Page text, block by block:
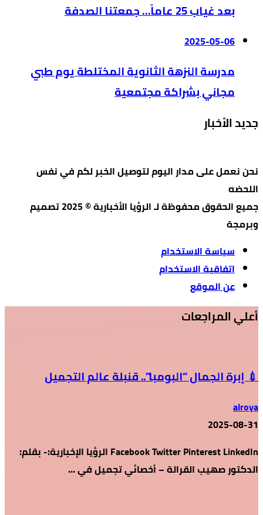
بعد غياب 25 عاماً… جمعتنا الصدفة
2025-05-06
مدرسة النزهة الثانوية المختلطة يوم طبي
مجاني بشراكة مجتمعية
جديد الأخبار
نحن نعمل على مدار اليوم لتوصيل الخبر لكم في نفس
اللحضه
جميع الحقوق محفوظة لـ الرؤيا الأخبارية © 2025 تصميم
وبرمجة
سياسة الاستخدام
اتفاقية الاستخدام
عن الموقع
أعلي المراجعات
💉 إبرة الجمال “البومبا”.. قنبلة عالم التجميل
alroya
2025-08-31
Facebook Twitter Pinterest LinkedIn الرؤيا الإخبارية:- بقلم:
الدكتور صهيب القرالة – أخصائي تجميل في …